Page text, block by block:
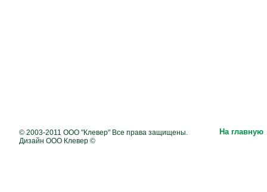
© 2003-2011 ООО "Клевер" Все права защищены.
Дизайн ООО Клевер ©
На главную